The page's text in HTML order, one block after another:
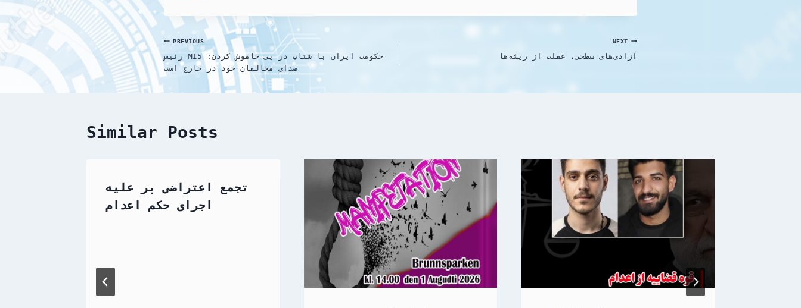
Post
navigation
PREVIOUS
رئیس MI5 :حکومت ایران با شتاب در پی خاموش کردن
صدای مخالفان خود در خارج است
NEXT
آزادی‌های سطحی، غفلت از ریشه‌ها
Similar Posts
تجمع اعتراضی بر علیه
اجرای حکم اعدام